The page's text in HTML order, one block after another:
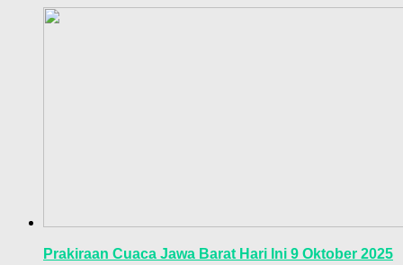
Prakiraan Cuaca Jawa Barat Hari Ini 9 Oktober 2025